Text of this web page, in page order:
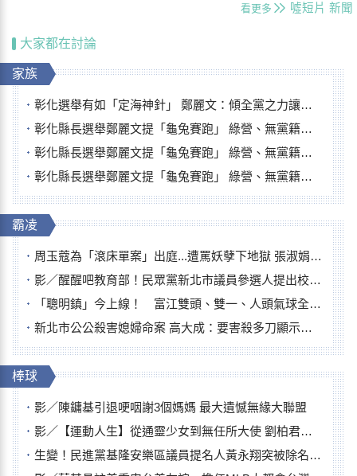
看更多 噓短片 新聞
大家都在討論
家族
彰化選舉有如「定海神針」 鄭麗文：傾全黨之力讓彰化贏
彰化縣長選舉鄭麗文提「龜兔賽跑」 綠營、無黨籍忙否認是烏龜
彰化縣長選舉鄭麗文提「龜兔賽跑」 綠營、無黨籍忙否認是烏龜
彰化縣長選舉鄭麗文提「龜兔賽跑」 綠營、無黨籍忙否認是烏龜
霸凌
周玉蔻為「滾床單案」出庭...遭罵妖孽下地獄 張淑娟批：舌頭殺人有罪
影／醒醒吧教育部！民眾黨新北市議員參選人提出校園反毒防線升級政見
「聰明鎮」今上線！ 富江雙頭、雙一、人頭氣球全登場
新北市公公殺害媳婦命案 高大成：要害殺多刀顯示怨恨深
棒球
影／陳鏞基引退哽咽謝3個媽媽 最大遺憾無緣大聯盟
影／【運動人生】從通靈少女到無任所大使 劉柏君女裁判人生國際發光
生變！民進黨基隆安樂區議員提名人黃永翔突被除名 將另提他人